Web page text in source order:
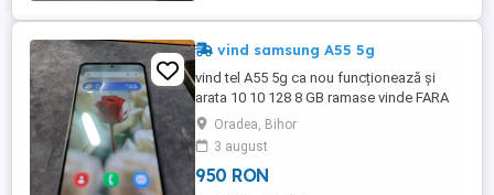
vind samsung A55 5g
vind tel A55 5g ca nou funcționează și
arata 10 10 128 8 GB ramase vinde FARA
ACCESORII
Oradea, Bihor
3 august
950 RON